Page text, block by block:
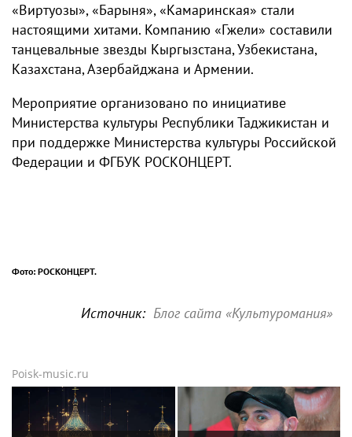
«Виртуозы», «Барыня», «Камаринская» стали
настоящими хитами. Компанию «Гжели» составили
танцевальные звезды Кыргызстана, Узбекистана,
Казахстана, Азербайджана и Армении.
Мероприятие организовано по инициативе
Министерства культуры Республики Таджикистан и
при поддержке Министерства культуры Российской
Федерации и ФГБУК РОСКОНЦЕРТ.
Фото: РОСКОНЦЕРТ.
Источник: Блог сайта «Культуромания»
Poisk-music.ru